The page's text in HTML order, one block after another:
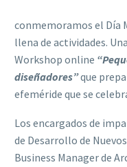
conmemoramos el Día
llena de actividades.
Workshop online
diseñadores”que
efeméride que se
Los encargados de
de Desarrollo de
Business Manager de